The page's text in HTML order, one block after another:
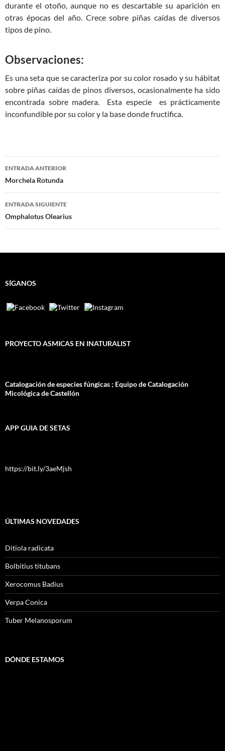
durante el otoño, aunque no es descartable su aparición en
otras épocas del año. Crece sobre piñas caídas de diversos
tipos de pino.
Observaciones:
Es una seta que se caracteriza por su color rosado y su hábitat
sobre piñas caídas de pinos diversos, ocasionalmente ha sido
encontrada sobre madera. Esta especie es prácticamente
inconfundible por su color y la base donde fructifica.
Navegación
de
entradas
ENTRADA ANTERIOR
Morchela Rotunda
ENTRADA SIGUIENTE
Omphalotus Olearius
SÍGANOS
PROYECTO ASMICAS EN INATURALIST
Catalogación de especies fúngicas ; Equipo de Catalogación
Micológica de Castellón
APP GUIA DE SETAS
https://bit.ly/3aeMjsh
ÚLTIMAS NOVEDADES
Ditiola radicata
Bolbitius titubans
Xerocomus Badius
Verpa Conica
Tuber Melanosporum
DÓNDE ESTAMOS